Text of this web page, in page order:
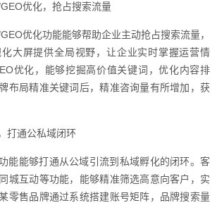
优化，抢占搜索流量
优化功能能够帮助企业主动抢占搜索流量，
大屏提供全局视野，让企业实时掌握运营情
优化，能够挖掘高价值关键词，优化内容排
布局精准关键词后，精准咨询量有所增加，获
打通公私域闭环
能能够打通从公域引流到私域孵化的闭环。客
城互动等功能，能够精准筛选高意向客户，实
零售品牌通过系统搭建账号矩阵，品牌搜索量